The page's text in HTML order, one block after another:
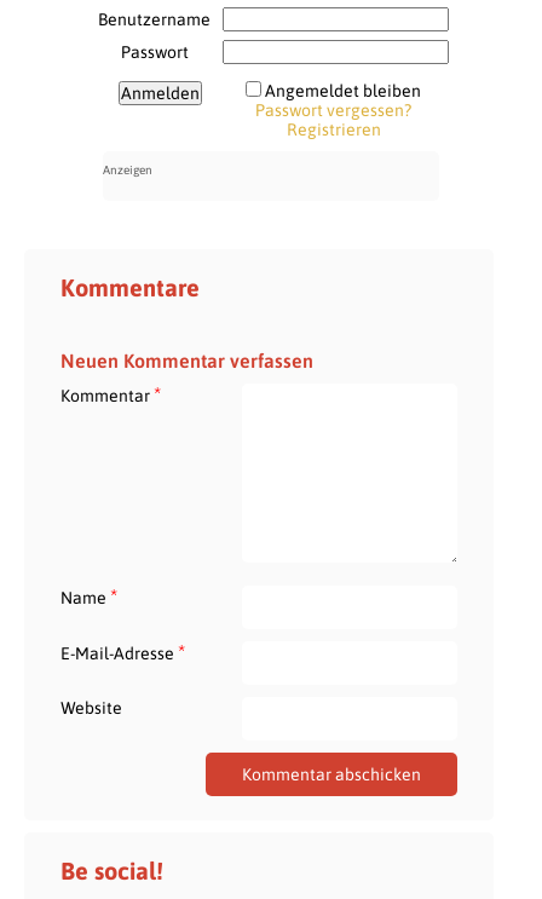
Benutzername
Passwort
Angemeldet bleiben
Passwort vergessen?
Registrieren
Kommentare
Neuen Kommentar verfassen
Kommentar*
Name *
E-Mail-Adresse *
Website
Be social!